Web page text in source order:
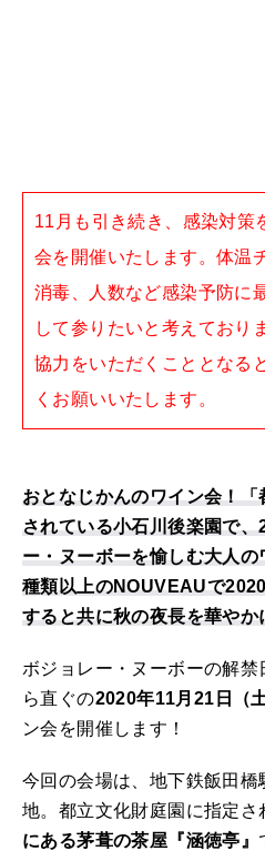
11月も引き続き、感染対策
会を開催いたします。体温
消毒、人数など感染予防に
して参りたいと考えており
協力をいただくこととなる
くお願いいたします。
おとなじかんのワイン会！
されている小石川後楽園で
ー・ヌーボーを愉しむ大人
種類以上のNOUVEAUで
すると共に秋の夜長を華やか
ボジョレー・ヌーボーの解
ら直ぐの2020年11月21日（土
ン会を開催します！
今回の会場は、地下鉄飯田
地。都立文化財庭園に指定さ
にある茅葺の茶屋『涵徳亭』